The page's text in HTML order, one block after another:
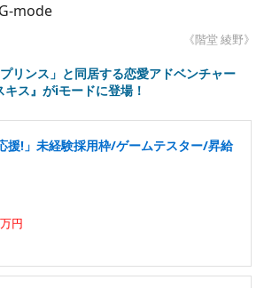
mode
《階堂 綾野》
リンス」と同居する恋愛アドベンチャー
ス』がiモードに登場！
援!」未経験採用枠/ゲームテスター/昇給
円